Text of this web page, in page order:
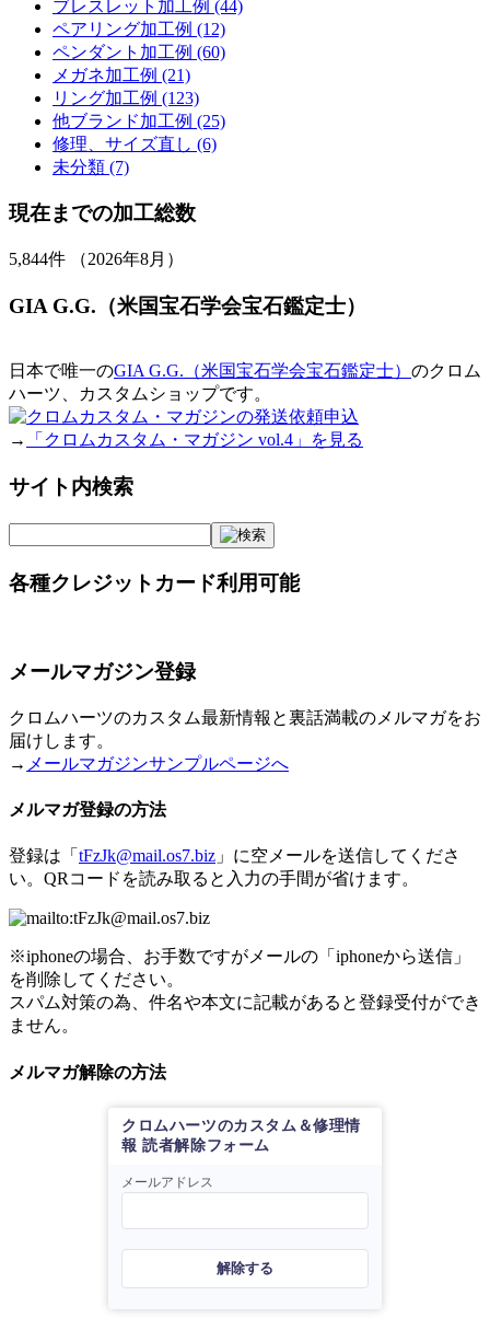
ブレスレット加工例 (44)
ペアリング加工例 (12)
ペンダント加工例 (60)
メガネ加工例 (21)
リング加工例 (123)
他ブランド加工例 (25)
修理、サイズ直し (6)
未分類 (7)
現在までの加工総数
5,844件 （2026年8月）
GIA G.G.（米国宝石学会宝石鑑定士）
日本で唯一のGIA G.G.（米国宝石学会宝石鑑定士） のクロム
ハーツ、カスタムショップです。
→ 「クロムカスタム・マガジン vol.4」を見る
サイト内検索
各種クレジットカード利用可能
メールマガジン登録
クロムハーツのカスタム最新情報と裏話満載のメルマガをお
届けします。
→ メールマガジンサンプルページへ
メルマガ登録の方法
登録は「 tFzJk@mail.os7.biz 」に空メールを送信してくださ
い。QRコードを読み取ると入力の手間が省けます。
※iphoneの場合、お手数ですがメールの「iphoneから送信」
を削除してください。
スパム対策の為、件名や本文に記載があると登録受付ができ
ません。
メルマガ解除の方法
クロムハーツのカスタム＆修理情
報 読者解除フォーム
メールアドレス
解除する